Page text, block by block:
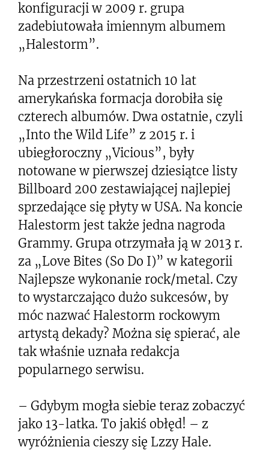
konfiguracji w 2009 r. grupa
zadebiutowała imiennym albumem
„Halestorm”.
Na przestrzeni ostatnich 10 lat
amerykańska formacja dorobiła się
czterech albumów. Dwa ostatnie, czyli
„Into the Wild Life” z 2015 r. i
ubiegłoroczny „Vicious”, były
notowane w pierwszej dziesiątce listy
Billboard 200 zestawiającej najlepiej
sprzedające się płyty w USA. Na koncie
Halestorm jest także jedna nagroda
Grammy. Grupa otrzymała ją w 2013 r.
za „Love Bites (So Do I)” w kategorii
Najlepsze wykonanie rock/metal. Czy
to wystarczająco dużo sukcesów, by
móc nazwać Halestorm rockowym
artystą dekady? Można się spierać, ale
tak właśnie uznała redakcja
popularnego serwisu.
– Gdybym mogła siebie teraz zobaczyć
jako 13-latka. To jakiś obłęd! – z
wyróżnienia cieszy się Lzzy Hale.